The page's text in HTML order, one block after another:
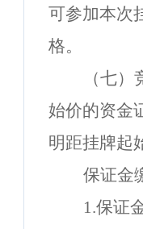
可参加本次
格。
（七）
始价的资金
明距挂牌起
保证金
1.保证